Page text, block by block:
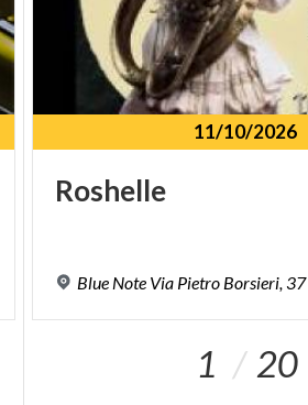
11/10/2026
Roshelle
Blue Note Via Pietro Borsieri, 37
1 20